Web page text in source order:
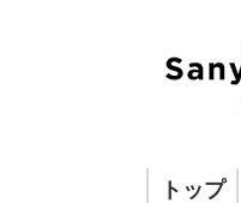
トップ